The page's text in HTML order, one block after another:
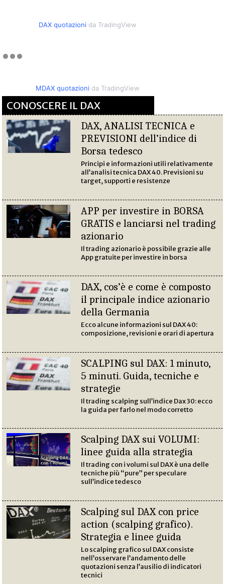
DAX quotazionida TradingView
MDAX quotazionida TradingView
CONOSCERE IL DAX
DAX, ANALISI TECNICA e
PREVISIONI dell’indice di
Borsa tedesco
Principi e informazioni utili relativamente
all’analisi tecnica DAX 40. Previsioni su
target, supporti e resistenze
APP per investire in BORSA
GRATIS e lanciarsi nel trading
azionario
Il trading azionario è possibile grazie alle
App gratuite per investire in borsa
DAX, cos’è e come è composto
il principale indice azionario
della Germania
Ecco alcune informazioni sul DAX 40:
composizione, revisioni e orari di apertura
SCALPING sul DAX: 1 minuto,
5 minuti. Guida, tecniche e
strategie
Il trading scalping sull’indice Dax 30: ecco
la guida per farlo nel modo corretto
Scalping DAX sui VOLUMI:
linee guida alla strategia
Il trading con i volumi sul DAX è una delle
tecniche più “pure” per speculare
sull’indice tedesco
Scalping sul DAX con price
action (scalping grafico).
Strategia e linee guida
Lo scalping grafico sul DAX consiste
nell’osservare l’andamento delle
quotazioni senza l’ausilio di indicatori
tecnici